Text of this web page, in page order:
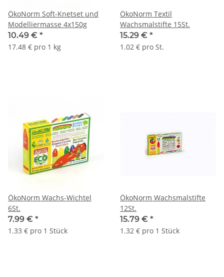
ÖkoNorm Soft-Knetset und
Modelliermasse 4x150g
10.49 € *
17.48 € pro 1 kg
ÖkoNorm Textil
Wachsmalstifte 15St.
15.29 € *
1.02 € pro St.
ÖkoNorm Wachs-Wichtel
6St.
7.99 € *
1.33 € pro 1 Stück
ÖkoNorm Wachsmalstifte
12St.
15.79 € *
1.32 € pro 1 Stück